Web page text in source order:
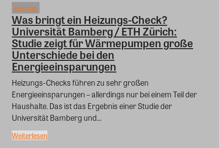
energie.
Was bringt ein Heizungs-Check?
Universität Bamberg / ETH Zürich:
Studie zeigt für Wärmepumpen große
Unterschiede bei den
Energieeinsparungen
Heizungs-Checks führen zu sehr großen
Energieeinsparungen – allerdings nur bei einem Teil der
Haushalte. Das ist das Ergebnis einer Studie der
Universität Bamberg und...
Weiterlesen